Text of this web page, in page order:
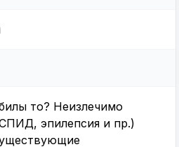
то? Неизлечимо
эпилепсия и пр.)